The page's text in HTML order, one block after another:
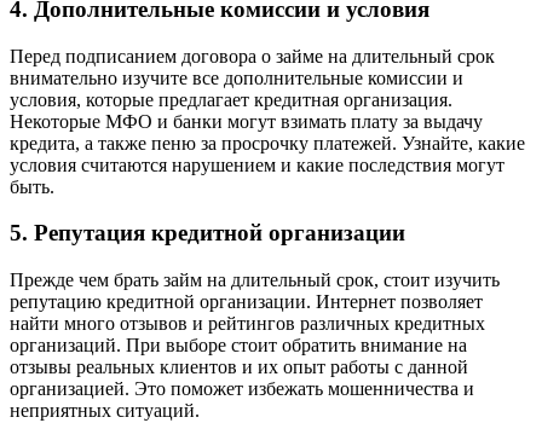
4. Дополнительные комиссии и условия
Перед подписанием договора о займе на длительный срок
внимательно изучите все дополнительные комиссии и
условия, которые предлагает кредитная организация.
Некоторые МФО и банки могут взимать плату за выдачу
кредита, а также пеню за просрочку платежей. Узнайте, какие
условия считаются нарушением и какие последствия могут
быть.
5. Репутация кредитной организации
Прежде чем брать займ на длительный срок, стоит изучить
репутацию кредитной организации. Интернет позволяет
найти много отзывов и рейтингов различных кредитных
организаций. При выборе стоит обратить внимание на
отзывы реальных клиентов и их опыт работы с данной
организацией. Это поможет избежать мошенничества и
неприятных ситуаций.